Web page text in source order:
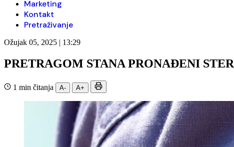
Marketing
Kontakt
Pretraživanje
Ožujak 05, 2025 | 13:29
PRETRAGOM STANA PRONAĐENI
1 min čitanja A- A+